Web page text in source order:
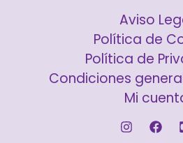
Aviso
Política de
Política de
Condiciones
Mi